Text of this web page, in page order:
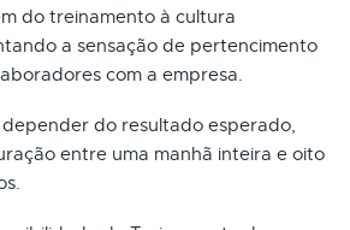
do treinamento à cultura
a sensação de pertencimento
com a empresa.
do resultado esperado,
entre uma manhã inteira e oito